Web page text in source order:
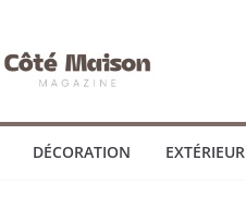
DÉCORATION EXTÉRIEUR